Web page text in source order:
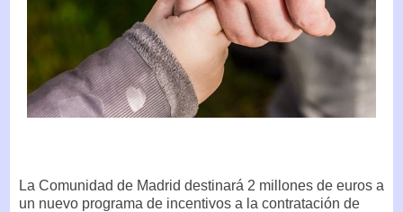
La Comunidad de Madrid destinará 2 millones de euros a
un nuevo programa de incentivos a la contratación de